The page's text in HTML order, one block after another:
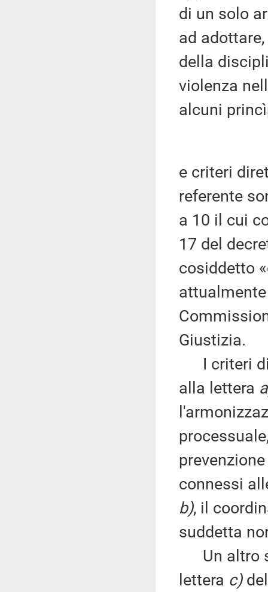
di un solo
ad
della
violenza
alcuni
e criteri
referente
a 10 il cui
17 del
cosiddetto
Giustizia.
I criteri di
alla lettera
connessi
b), il
suddetta
Un altro
lettera c)del